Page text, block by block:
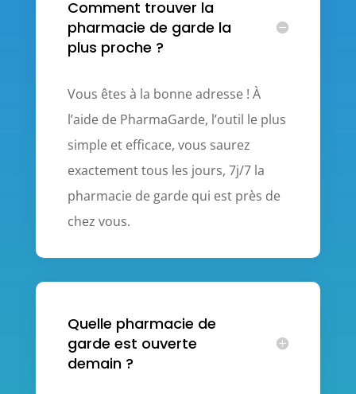
Comment trouver la
pharmacie de garde la
plus proche ?
Vous êtes à la bonne adresse ! À
l’aide de PharmaGarde, l’outil le plus
simple et efficace, vous saurez
exactement tous les jours, 7j/7 la
pharmacie de garde qui est près de
chez vous.
Quelle pharmacie de
garde est ouverte
demain ?